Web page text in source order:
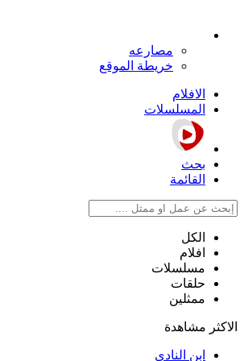
مصارعه
خريطة الموقع
الافلام
المسلسلات
بحث
القائمة
الكل
افلام
مسلسلات
حلقات
ممثلين
الاكثر مشاهدة
ابن النادي